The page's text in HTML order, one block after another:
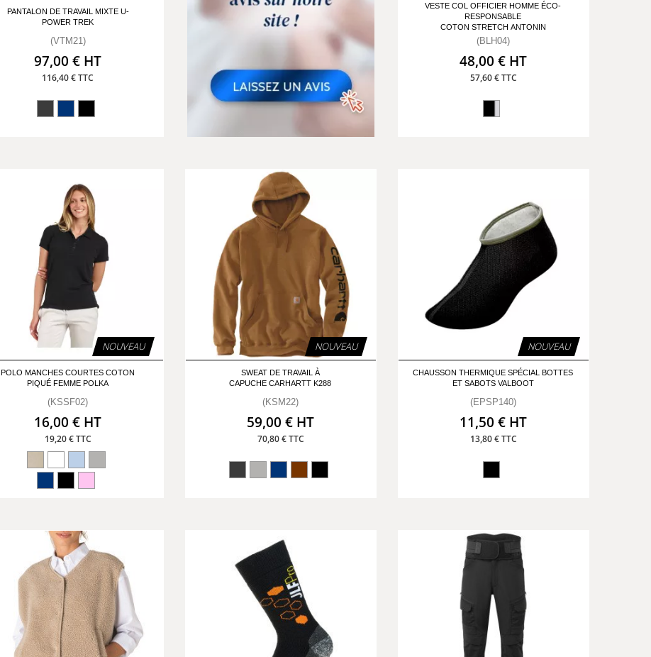
PANTALON DE TRAVAIL MIXTE U-
POWER TREK
(VTM21)
97,00 € HT
116,40 € TTC
VESTE COL OFFICIER HOMME ÉCO-
RESPONSABLE
COTON STRETCH ANTONIN
(BLH04)
48,00 € HT
57,60 € TTC
NOUVEAU
POLO MANCHES COURTES COTON
PIQUÉ FEMME POLKA
(KSSF02)
16,00 € HT
19,20 € TTC
NOUVEAU
SWEAT DE TRAVAIL À
CAPUCHE CARHARTT K288
(KSM22)
59,00 € HT
70,80 € TTC
NOUVEAU
CHAUSSON THERMIQUE SPÉCIAL BOTTES
ET SABOTS VALBOOT
(EPSP140)
11,50 € HT
13,80 € TTC